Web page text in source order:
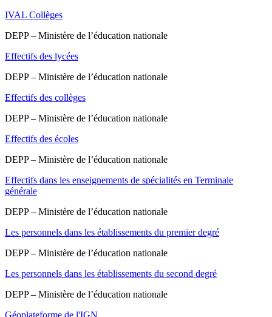
IVAL Collèges
DEPP – Ministère de l’éducation nationale
Effectifs des lycées
DEPP – Ministère de l’éducation nationale
Effectifs des collèges
DEPP – Ministère de l’éducation nationale
Effectifs des écoles
DEPP – Ministère de l’éducation nationale
Effectifs dans les enseignements de spécialités en Terminale
générale
DEPP – Ministère de l’éducation nationale
Les personnels dans les établissements du premier degré
DEPP – Ministère de l’éducation nationale
Les personnels dans les établissements du second degré
DEPP – Ministère de l’éducation nationale
Géoplateforme de l'IGN